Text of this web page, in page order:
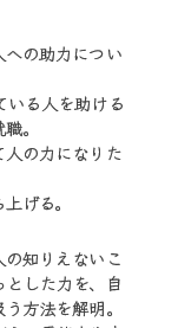
の助力につい
いる人を助ける
。
人の力になりた
げる。
知りえないこ
した力を、自
方法を解明。